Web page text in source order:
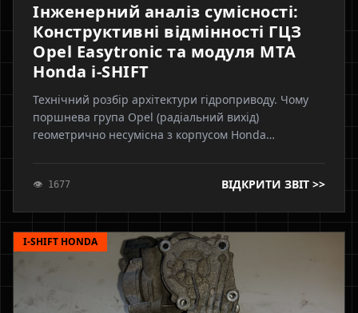
Інженерний аналіз сумісності:
Конструктивні відмінності ГЦЗ
Opel Easytronic та модуля МТА
Honda i-SHIFT
Технічний розбір архітектури гідроприводу. Чому
поршнева група Opel (радіальний вихід)
геометрично несумісна з корпусом Honda
фізичні причини неможливості адаптації точки
👁 1677 ВІДКРИТИ ЗВІТ >>
I-SHIFT HONDA